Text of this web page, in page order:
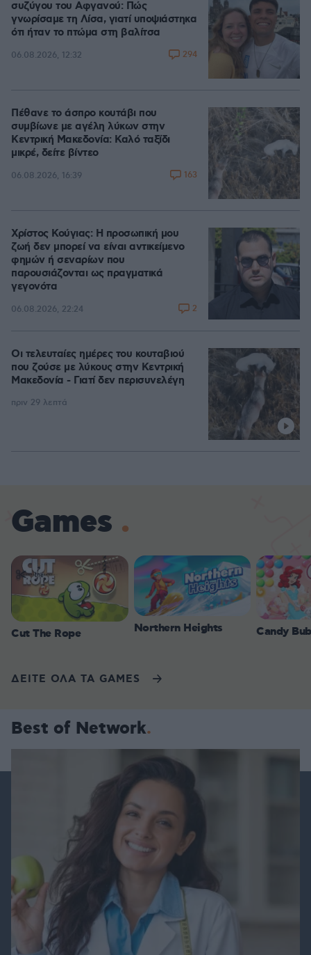
συζύγου του Αφγανού: Πώς
γνωρίσαμε τη Λίσα, γιατί υποψιάστηκα
ότι ήταν το πτώμα στη βαλίτσα
06.08.2026, 12:32 294
Πέθανε το άσπρο κουτάβι που
συμβίωνε με αγέλη λύκων στην
Κεντρική Μακεδονία: Καλό ταξίδι
μικρέ, δείτε βίντεο
06.08.2026, 16:39 163
Χρίστος Κούγιας: Η προσωπική μου
ζωή δεν μπορεί να είναι αντικείμενο
φημών ή σεναρίων που
παρουσιάζονται ως πραγματικά
γεγονότα
06.08.2026, 22:24 2
Οι τελευταίες ημέρες του κουταβιού
που ζούσε με λύκους στην Κεντρική
Μακεδονία - Γιατί δεν περισυνελέγη
πριν 29 λεπτά
Games
Cut The Rope Northern Heights Candy
ΔΕΙΤΕ ΟΛΑ ΤΑ GAMES
Best of Network